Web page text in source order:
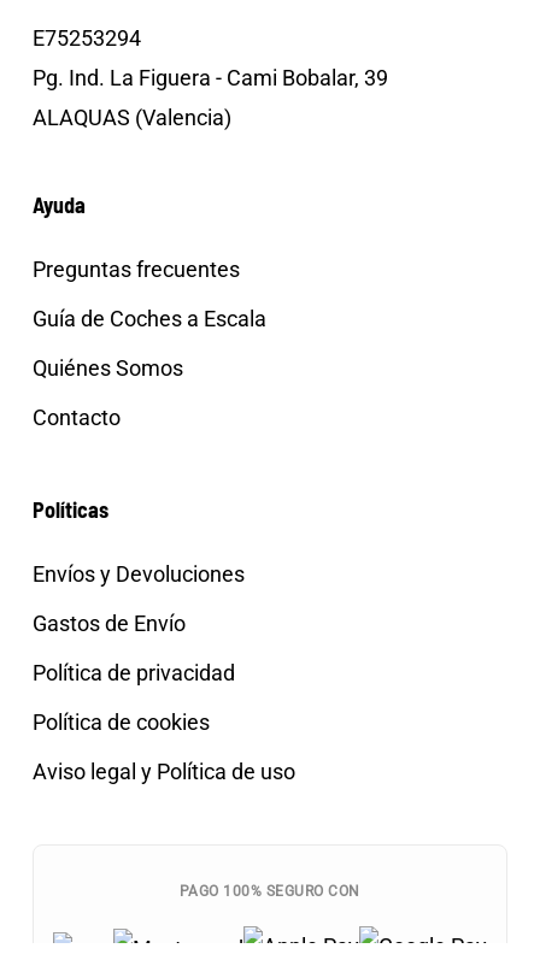
E75253294
Pg. Ind. La Figuera - Cami Bobalar, 39
ALAQUAS (Valencia)
Ayuda
Preguntas frecuentes
Guía de Coches a Escala
Quiénes Somos
Contacto
Políticas
Envíos y Devoluciones
Gastos de Envío
Política de privacidad
Política de cookies
Aviso legal y Política de uso
PAGO 100% SEGURO CON